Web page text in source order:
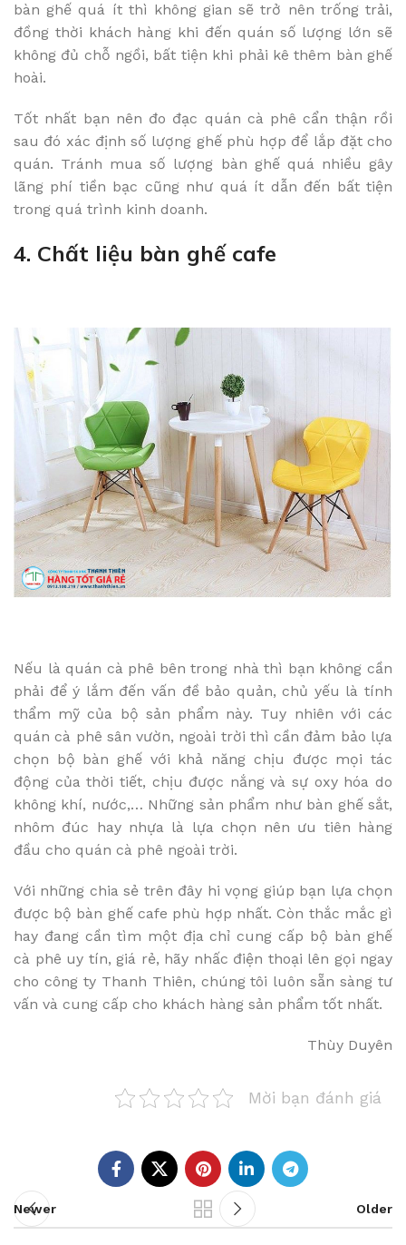
bàn ghế quá ít thì không gian sẽ trở nên trống trải,
đồng thời khách hàng khi đến quán số lượng lớn sẽ
không đủ chỗ ngồi, bất tiện khi phải kê thêm bàn ghế
hoài.
Tốt nhất bạn nên đo đạc quán cà phê cẩn thận rồi
sau đó xác định số lượng ghế phù hợp để lắp đặt cho
quán. Tránh mua số lượng bàn ghế quá nhiều gây
lãng phí tiền bạc cũng như quá ít dẫn đến bất tiện
trong quá trình kinh doanh.
4. Chất liệu bàn ghế cafe
Nếu là quán cà phê bên trong nhà thì bạn không cần
phải để ý lắm đến vấn đề bảo quản, chủ yếu là tính
thẩm mỹ của bộ sản phẩm này. Tuy nhiên với các
quán cà phê sân vườn, ngoài trời thì cần đảm bảo lựa
chọn bộ bàn ghế với khả năng chịu được mọi tác
động của thời tiết, chịu được nắng và sự oxy hóa do
không khí, nước,… Những sản phẩm như bàn ghế sắt,
nhôm đúc hay nhựa là lựa chọn nên ưu tiên hàng
đầu cho quán cà phê ngoài trời.
Với những chia sẻ trên đây hi vọng giúp bạn lựa chọn
được bộ bàn ghế cafe phù hợp nhất. Còn thắc mắc gì
hay đang cần tìm một địa chỉ cung cấp bộ bàn ghế
cà phê uy tín, giá rẻ, hãy nhấc điện thoại lên gọi ngay
cho công ty Thanh Thiên, chúng tôi luôn sẵn sàng tư
vấn và cung cấp cho khách hàng sản phẩm tốt nhất.
Thùy Duyên
Mời bạn đánh giá
Newer Older